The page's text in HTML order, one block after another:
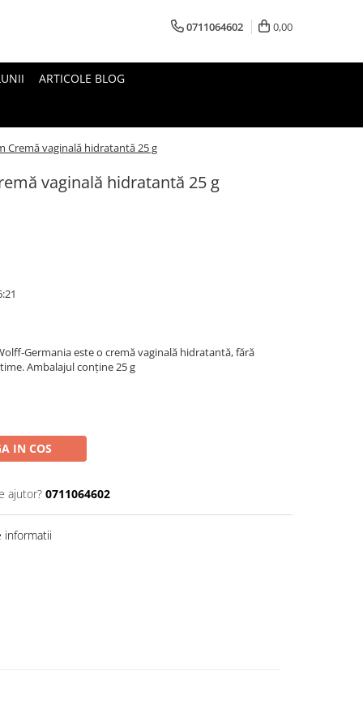
0711064602 0,00
ARTICOLE BLOG
Cremă vaginală hidratantă 25 g
vaginală hidratantă 25 g
Germania este o cremă vaginală hidratantă, fără
Ambalajul conține 25 g
IN COS
ajutor? 0711064602
informatii